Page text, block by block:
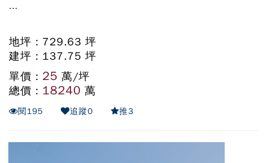
...
地坪 : 729.63 坪
建坪 : 137.75 坪
單價 : 25 萬/坪
總價 : 18240 萬
閱195 追蹤0 推3